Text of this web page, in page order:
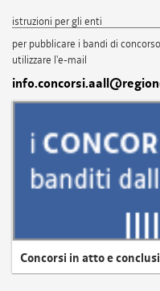
istruzioni per gli enti
per pubblicare i bandi di
utilizzare l'e-mail
Concorsi in atto e